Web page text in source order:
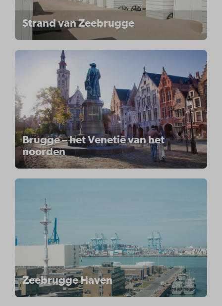
Strand van Zeebrugge
Brugge – het Venetië van het
noorden
Zeebrugge Haven